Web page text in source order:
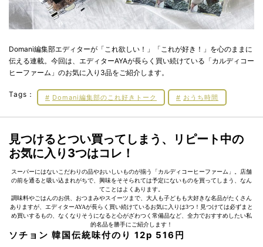
Domani編集部エディターが「これ欲しい！」「これが好き！」を心のままに
伝える連載。今回は、エディターAYAが長らく買い続けている「カルディコー
ヒーファーム」のお気に入り3品をご紹介します。
Tags： Domani編集部のこれ好きトーク おうち時間
見つけるとつい買ってしまう、リピート中の
お気に入り3つはコレ！
スーパーにはないこだわりの品やおいしいものが揃う「カルディコーヒーファーム」。店舗
の前を通ると吸い込まれがちで、興味をそそられては予定にないものを買ってしまう、なん
てことはよくあります。
調味料やごはんのお供、おつまみやスイーツまで、大人も子どもも大好きな名品がたくさん
ありますが、エディターAYAが長らく買い続けているお気に入りは3つ！見つけては必ずまと
め買いするもの、なくなりそうになると心がざわつく常備品など、全力でおすすめしたい私
的名品を勝手にご紹介します！
ソチョン 韓国伝統味付のり 12p 516円